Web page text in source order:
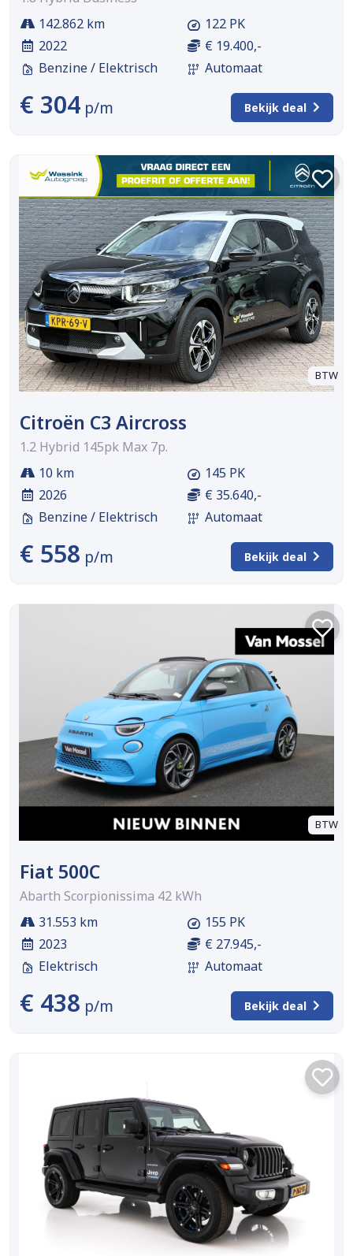
142.862 km
2022
Benzine / Elektrisch
122 PK
€ 19.400,-
Automaat
€ 304 p/m Bekijk deal
BTW
Citroën C3 Aircross
1.2 Hybrid 145pk Max 7p.
10 km
2026
Benzine / Elektrisch
145 PK
€ 35.640,-
Automaat
€ 558 p/m Bekijk deal
BTW
Fiat 500C
Abarth Scorpionissima 42 kWh
31.553 km
2023
Elektrisch
155 PK
€ 27.945,-
Automaat
€ 438 p/m Bekijk deal